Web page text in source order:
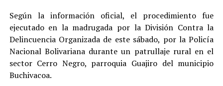
Según la información oficial, el procedimiento fue
ejecutado en la madrugada por la División Contra la
Delincuencia Organizada de este sábado, por la Policía
Nacional Bolivariana durante un patrullaje rural en el
sector Cerro Negro, parroquia Guajiro del municipio
Buchivacoa.